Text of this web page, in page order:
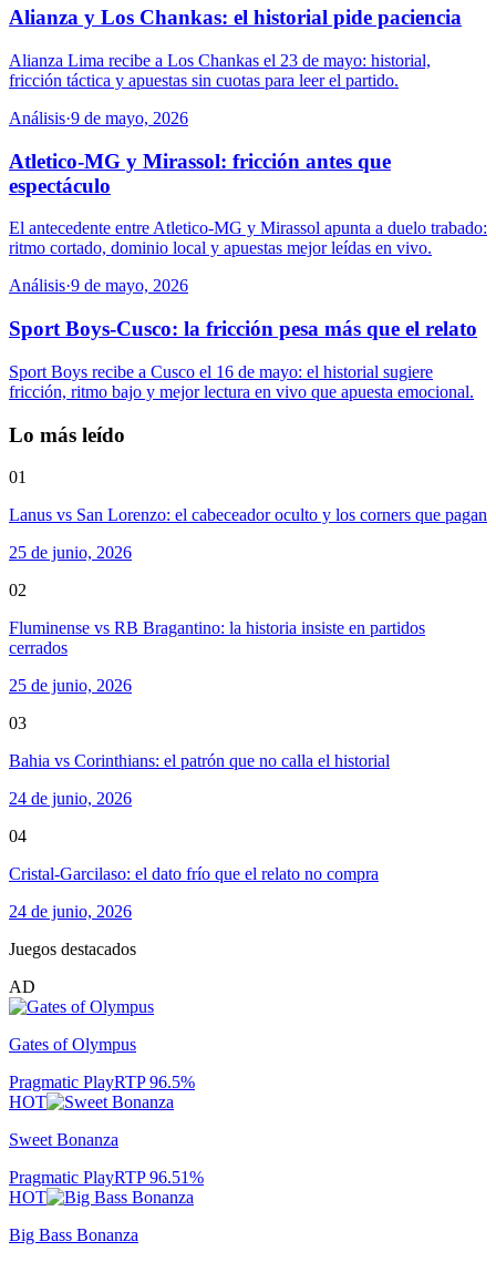
Alianza y Los Chankas: el historial pide paciencia
Alianza Lima recibe a Los Chankas el 23 de mayo: historial,
fricción táctica y apuestas sin cuotas para leer el partido.
Análisis·9 de mayo, 2026
Atletico-MG y Mirassol: fricción antes que
espectáculo
El antecedente entre Atletico-MG y Mirassol apunta a duelo trabado:
ritmo cortado, dominio local y apuestas mejor leídas en vivo.
Análisis·9 de mayo, 2026
Sport Boys-Cusco: la fricción pesa más que el relato
Sport Boys recibe a Cusco el 16 de mayo: el historial sugiere
fricción, ritmo bajo y mejor lectura en vivo que apuesta emocional.
Lo más leído
01
Lanus vs San Lorenzo: el cabeceador oculto y los corners que pagan
25 de junio, 2026
02
Fluminense vs RB Bragantino: la historia insiste en partidos
cerrados
25 de junio, 2026
03
Bahia vs Corinthians: el patrón que no calla el historial
24 de junio, 2026
04
Cristal-Garcilaso: el dato frío que el relato no compra
24 de junio, 2026
Juegos destacados
AD
Gates of Olympus
Pragmatic PlayRTP96.5%
HOT
Sweet Bonanza
Pragmatic PlayRTP96.51%
HOT
Big Bass Bonanza